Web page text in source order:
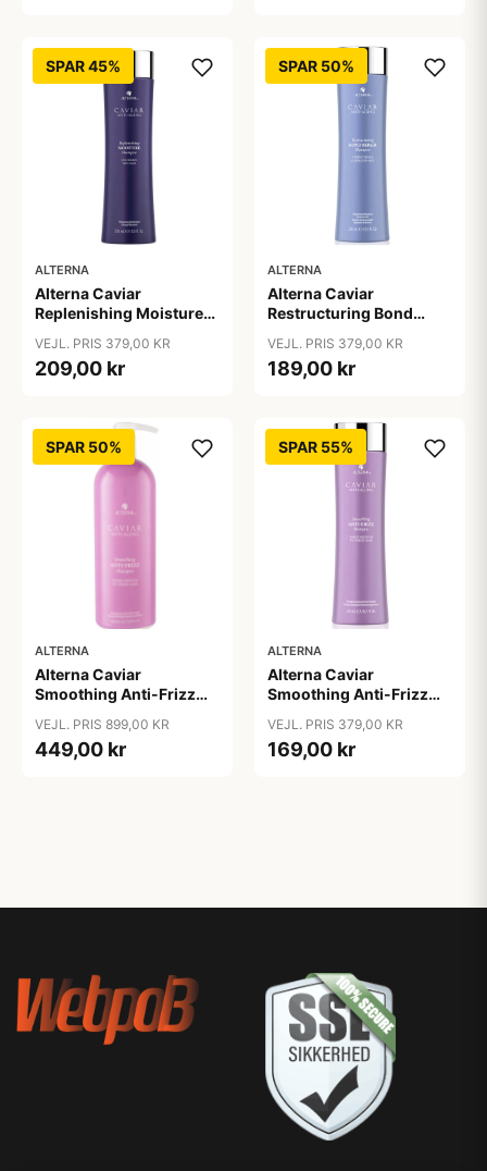
SPAR 45%
ALTERNA
Alterna Caviar
Replenishing Moisture
VEJL. PRIS 379,00 KR
209,00 kr
SPAR 50%
ALTERNA
Alterna Caviar
Restructuring Bond
VEJL. PRIS 379,00 KR
189,00 kr
SPAR 50%
ALTERNA
Alterna Caviar
Smoothing Anti-Frizz
VEJL. PRIS 899,00 KR
449,00 kr
SPAR 55%
ALTERNA
Alterna Caviar
Smoothing Anti-Frizz
VEJL. PRIS 379,00 KR
169,00 kr